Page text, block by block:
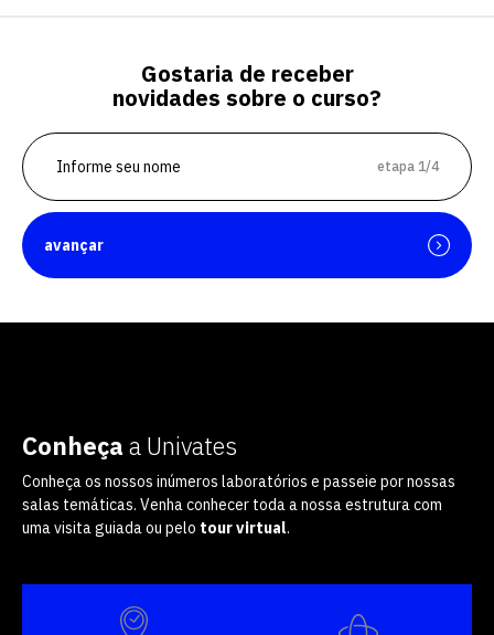
Gostaria de receber
novidades sobre o curso?
etapa 1/4
avançar
Conheça a Univates
Conheça os nossos inúmeros laboratórios e passeie por nossas
salas temáticas. Venha conhecer toda a nossa estrutura com
uma visita guiada ou pelo tour virtual.